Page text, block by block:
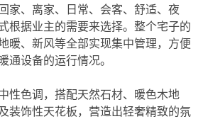
家、离家、日常、会客、舒适、夜
根据业主的需要来选择。整个宅子的
暖、新风等全部实现集中管理，方便
通设备的运行情况。
性色调，搭配天然石材、暖色木地
装饰性天花板，营造出轻奢精致的氛